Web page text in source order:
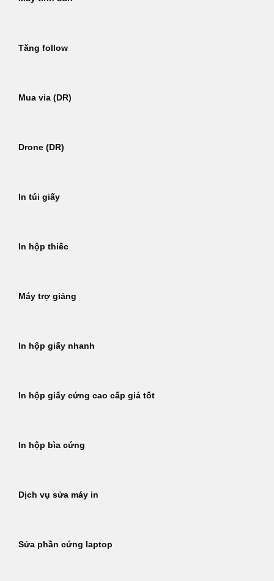
Tăng follow
Mua via (DR)
Drone (DR)
In túi giấy
In hộp thiếc
Máy trợ giảng
In hộp giấy nhanh
In hộp giấy cứng cao cấp giá tốt
In hộp bìa cứng
Dịch vụ sửa máy in
Sửa phần cứng laptop